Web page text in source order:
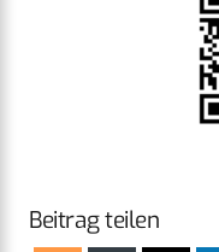
Beitrag teilen